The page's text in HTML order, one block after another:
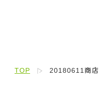
TOP 20180611商